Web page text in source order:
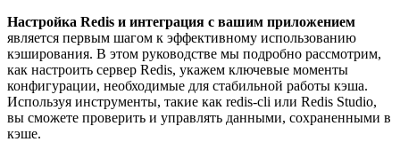
Настройка Redis и интеграция с вашим приложением
является первым шагом к эффективному использованию
кэширования. В этом руководстве мы подробно рассмотрим,
как настроить сервер Redis, укажем ключевые моменты
конфигурации, необходимые для стабильной работы кэша.
Используя инструменты, такие как redis-cli или Redis Studio,
вы сможете проверить и управлять данными, сохраненными в
кэше.